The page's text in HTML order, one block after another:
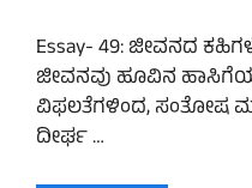
Essay- 49: ಜೀವನದ
ಜೀವನವು ಹೂವಿನ
ವಿಫಲತೆಗಳಿಂದ, ಸಂತೋಷ
ದೀರ್ಘ …